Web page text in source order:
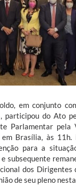
em conjunto
do Ato
Parlamentar pela
Brasília, às
para a
dos
de seu pleno